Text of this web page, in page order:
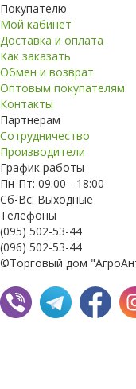
Покупателю
Мой кабинет
Доставка и оплата
Как заказать
Обмен и возврат
Оптовым покупателям
Контакты
Партнерам
Сотрудничество
Производители
График работы
Пн-Пт: 09:00 - 18:00
Сб-Вс: Выходные
Телефоны
(095) 502-53-44
(096) 502-53-44
©Торговый дом